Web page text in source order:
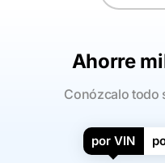
Ahorre
Conózcalo todo
por VIN